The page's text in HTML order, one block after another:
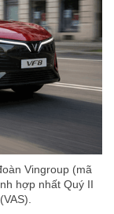
Vingroup (mã
hợp nhất Quý II